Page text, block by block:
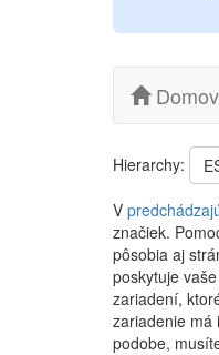
Domov
Hierarchy:
V
značiek.
pôsobia aj
poskytuje
zariadení,
zariadenie má
podobe,